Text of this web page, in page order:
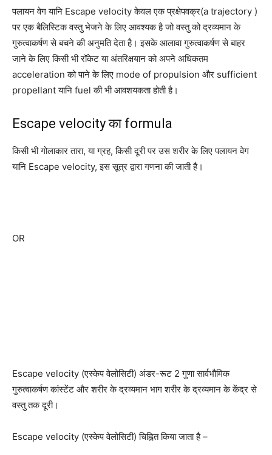
पलायन वेग यानि Escape velocity केवल एक प्रक्षेपवक्र(a trajectory )
पर एक बैलिस्टिक वस्तु भेजने के लिए आवश्यक है जो वस्तु को द्रव्यमान के
गुरुत्वाकर्षण से बचने की अनुमति देता है। इसके आलावा गुरुत्वाकर्षण से बाहर
जाने के लिए किसी भी रॉकेट या अंतरिक्षयान को अपने अधिकतम
acceleration को पाने के लिए mode of propulsion और sufficient
propellant यानि fuel की भी आवशयकता होती है।
Escape velocity का formula
किसी भी गोलाकार तारा, या ग्रह, किसी दूरी पर उस शरीर के लिए पलायन वेग
यानि Escape velocity, इस सूत्र द्वारा गणना की जाती है।
OR
Escape velocity (एस्केप वेलोसिटी) अंडर-रूट 2 गुणा सार्वभौमिक
गुरुत्वाकर्षण कांस्टेंट और शरीर के द्रव्यमान भाग शरीर के द्रव्यमान के केंद्र से
वस्तु तक दूरी।
Escape velocity (एस्केप वेलोसिटी) चिह्नित किया जाता है –